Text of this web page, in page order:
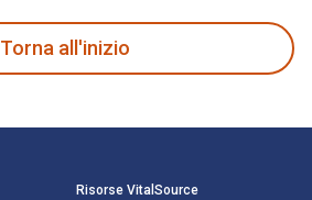
Torna all'inizio
Risorse VitalSource